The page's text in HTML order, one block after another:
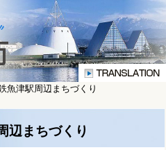
魚津駅周辺まちづくり
辺まちづくり